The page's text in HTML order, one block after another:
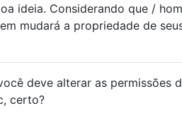
ideia. Considerando que /
mudará a propriedade de
deve alterar as permissões
certo?